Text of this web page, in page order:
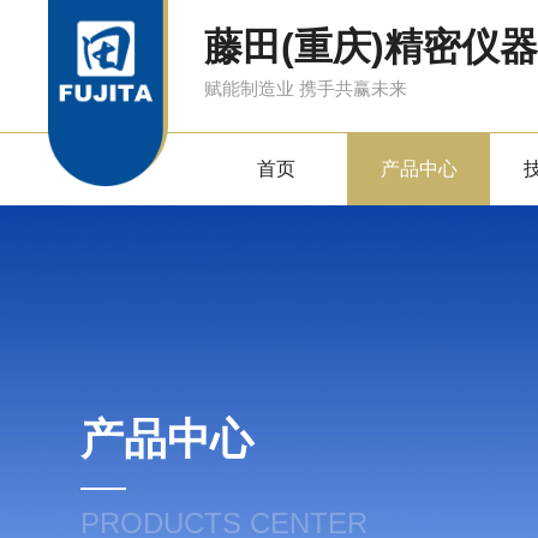
藤田(重庆)精密仪
赋能制造业 携手共赢未来
首页 产品中心
产品中心
PRODUCTS CENTER